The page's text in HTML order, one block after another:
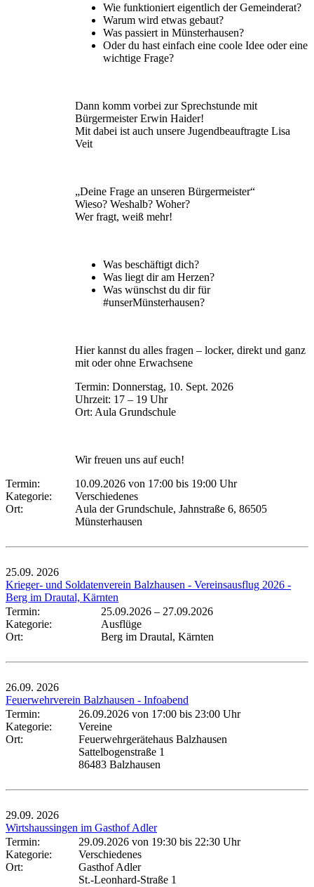
Wie funktioniert eigentlich der Gemeinderat?
Warum wird etwas gebaut?
Was passiert in Münsterhausen?
Oder du hast einfach eine coole Idee oder eine
wichtige Frage?
Dann komm vorbei zur Sprechstunde mit
Bürgermeister Erwin Haider!
Mit dabei ist auch unsere Jugendbeauftragte Lisa
Veit
„Deine Frage an unseren Bürgermeister“
Wieso? Weshalb? Woher?
Wer fragt, weiß mehr!
Was beschäftigt dich?
Was liegt dir am Herzen?
Was wünschst du dir für
#unserMünsterhausen?
Hier kannst du alles fragen – locker, direkt und ganz
mit oder ohne Erwachsene
Termin: Donnerstag, 10. Sept. 2026
Uhrzeit: 17 – 19 Uhr
Ort: Aula Grundschule
Wir freuen uns auf euch!
Termin:
10.09.2026 von 17:00 bis 19:00 Uhr
Kategorie:
Verschiedenes
Ort:
Aula der Grundschule, Jahnstraße 6, 86505
Münsterhausen
25.09. 2026
Krieger- und Soldatenverein Balzhausen - Vereinsausflug 2026 -
Berg im Drautal, Kärnten
Termin:
25.09.2026 – 27.09.2026
Kategorie:
Ausflüge
Ort:
Berg im Drautal, Kärnten
26.09. 2026
Feuerwehrverein Balzhausen - Infoabend
Termin:
26.09.2026 von 17:00 bis 23:00 Uhr
Kategorie:
Vereine
Ort:
Feuerwehrgerätehaus Balzhausen
Sattelbogenstraße 1
86483 Balzhausen
29.09. 2026
Wirtshaussingen im Gasthof Adler
Termin:
29.09.2026 von 19:30 bis 22:30 Uhr
Kategorie:
Verschiedenes
Ort:
Gasthof Adler
St.-Leonhard-Straße 1